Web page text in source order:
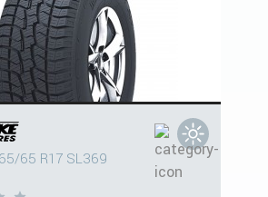
65 R17 SL369